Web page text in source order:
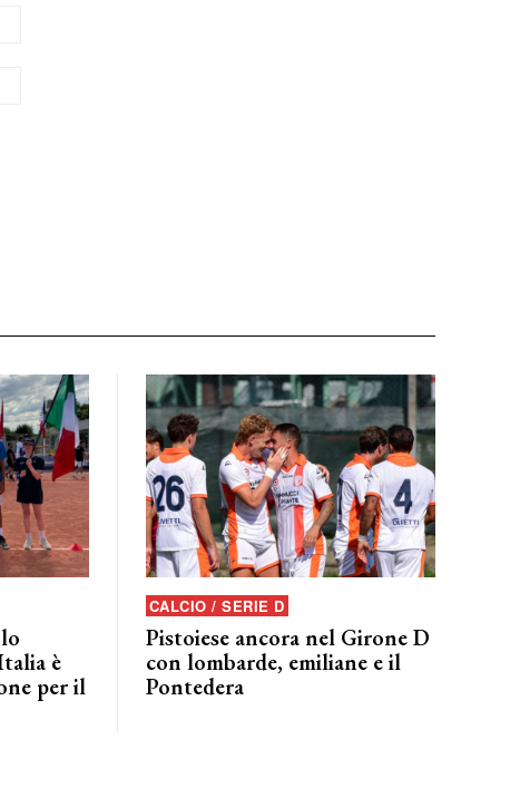
è
per il
CALCIO / SERIE D
Pistoiese ancora nel Girone D
con lombarde, emiliane e il
Pontedera